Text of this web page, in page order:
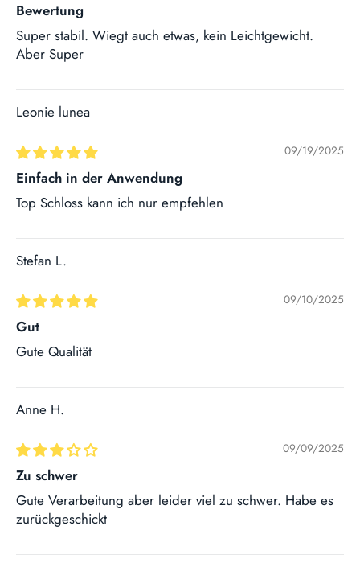
Bewertung
Super stabil. Wiegt auch etwas, kein Leichtgewicht.
Aber Super
Leonie lunea
09/19/2025
Einfach in der Anwendung
Top Schloss kann ich nur empfehlen
Stefan L.
09/10/2025
Gut
Gute Qualität
Anne H.
09/09/2025
Zu schwer
Gute Verarbeitung aber leider viel zu schwer. Habe es
zurückgeschickt